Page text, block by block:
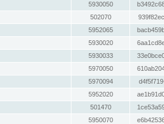
5930050
502070
5952065
5930020
5930033
5970050
5970094
5952020
501470
5950070